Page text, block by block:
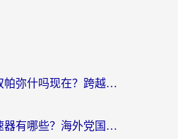
在欧洲可以打战双帕弥什吗现在？跨越延迟墙的实战指南
国外奇迹暖暖加速器有哪些？海外党国服游戏畅玩终极指南（附亲测推荐）